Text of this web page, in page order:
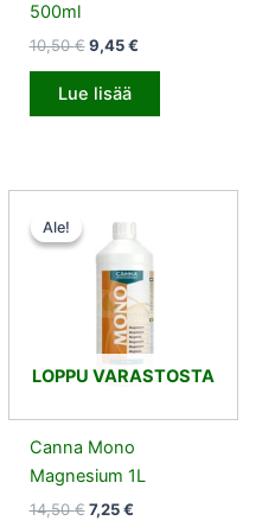
500ml
10,50€ 9,45€
Lue lisää
Ale!
LOPPU VARASTOSTA
Ale!
Canna Mono
Magnesium 1L
14,50€
hinta
14,50 €.
7,25€
7,25 €.